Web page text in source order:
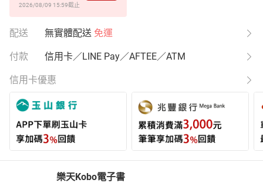
2026/08/09 15:59截止
配送 無實體配送 免運
付款 信用卡／LINE Pay／AFTEE／ATM
信用卡優惠
樂天Kobo電子書